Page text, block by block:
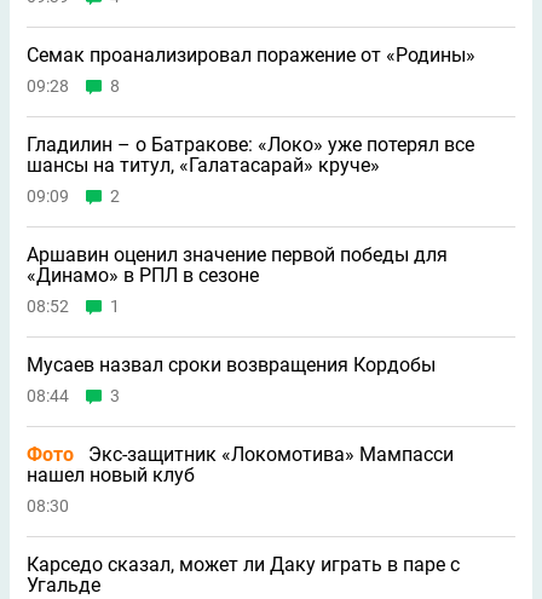
Семак проанализировал поражение от «Родины»
09:28 8
Гладилин – о Батракове: «Локо» уже потерял все
шансы на титул, «Галатасарай» круче»
09:09 2
Аршавин оценил значение первой победы для
«Динамо» в РПЛ в сезоне
08:52 1
Мусаев назвал сроки возвращения Кордобы
08:44 3
Фото
Экс-защитник «Локомотива» Мампасси
нашел новый клуб
08:30
Карседо сказал, может ли Даку играть в паре с
Угальде